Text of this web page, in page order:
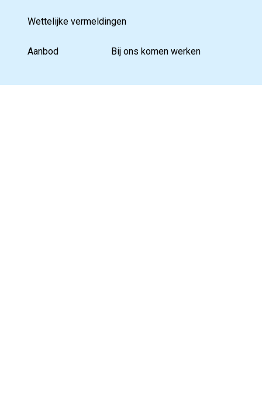
Wettelijke vermeldingen
Aanbod Bij ons komen werken